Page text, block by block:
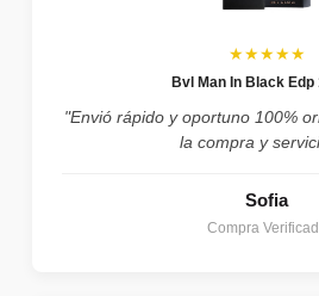
★★★★★
Bvl Man In Black Edp
"Envió rápido y oportuno 100%
la compra y
Sofia
Compra